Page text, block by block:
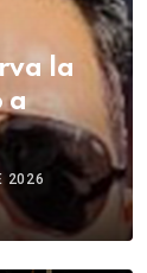
la
a
2026